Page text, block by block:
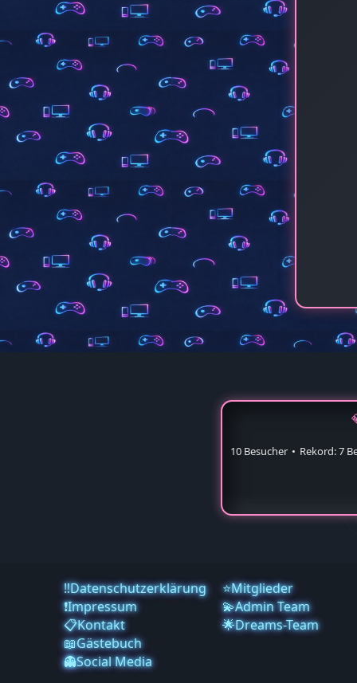
10 Besucher Rekord: 7
‼️Datenschutzerklärung
❗️Impressum
📋Kontakt
📖Gästebuch
👻Social Media
⭐Mitglieder
💫Admin Team
🌟Dreams-Team